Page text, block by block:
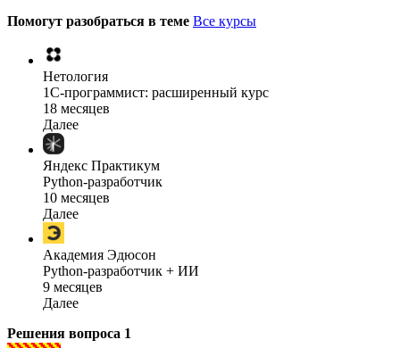
Помогут разобраться в теме Все курсы
Нетология
1C-программист: расширенный курс
18 месяцев
Далее
Яндекс Практикум
Python-разработчик
10 месяцев
Далее
Академия Эдюсон
Python-разработчик + ИИ
9 месяцев
Далее
Решения вопроса 1